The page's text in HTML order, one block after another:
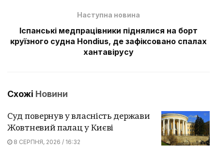
Наступна новина
Іспанські медпрацівники піднялися на борт
круїзного судна Hondius, де зафіксовано спалах
хантавірусу
Схожі Новини
Суд повернув у власність держави
Жовтневий палац у Києві
8 СЕРПНЯ, 2026 / 16:32